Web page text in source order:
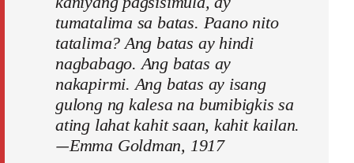
tumatalima sa batas. Paano nito
tatalima? Ang batas ay hindi
nagbabago. Ang batas ay
nakapirmi. Ang batas ay isang
gulong ng kalesa na bumibigkis sa
ating lahat kahit saan, kahit kailan.
—Emma Goldman, 1917